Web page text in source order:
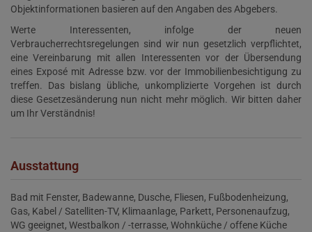
Objektinformationen basieren auf den Angaben des Abgebers.
Werte Interessenten, infolge der neuen
Verbraucherrechtsregelungen sind wir nun gesetzlich verpflichtet,
eine Vereinbarung mit allen Interessenten vor der Übersendung
eines Exposé mit Adresse bzw. vor der Immobilienbesichtigung zu
treffen. Das bislang übliche, unkomplizierte Vorgehen ist durch
diese Gesetzesänderung nun nicht mehr möglich. Wir bitten daher
um Ihr Verständnis!
Ausstattung
Bad mit Fenster Badewanne Dusche Fliesen Fußbodenheizung
Gas Kabel / Satelliten-TV Klimaanlage Parkett Personenaufzug
WG geeignet Westbalkon / -terrasse Wohnküche / offene Küche